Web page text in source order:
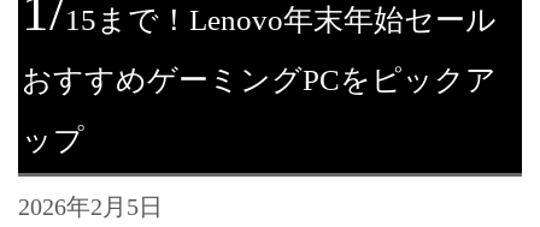
15まで！Lenovo年末年始セール
おすすめゲーミングPCをピックア
ップ
2026年2月5日